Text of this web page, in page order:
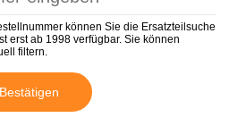
können Sie die Ersatzteilsuche
erst ab 1998 verfügbar. Sie können
filtern.
Bestätigen